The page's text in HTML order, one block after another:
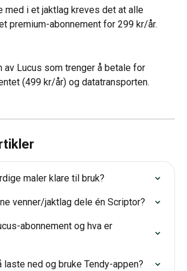
med i et jaktlag kreves det at alle
premium-abonnement for 299 kr/år.
av Lucus som trenger å betale for
(499 kr/år) og datatransporten.
maler klare til bruk?
venner/jaktlag dele én Scriptor?
abonnement og hva er
laste ned og bruke Tendy-appen?